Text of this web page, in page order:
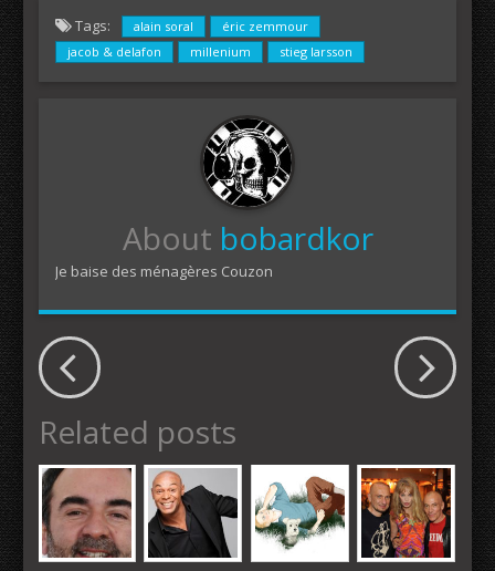
Tags: alain soral
éric zemmour
jacob & delafon
millenium stieg larsson
About bobardkor
Je baise des ménagères Couzon
Related posts